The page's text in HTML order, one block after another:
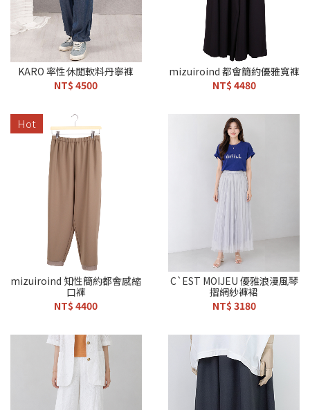
KARO 率性休閒軟料丹寧褲
NT$ 4500
mizuiroind 都會簡約優雅寬褲
NT$ 4480
Hot
mizuiroind 知性簡約都會感縮
口褲
NT$ 4400
C`EST MOIJEU 優雅浪漫風琴
摺網紗褲裙
NT$ 3180